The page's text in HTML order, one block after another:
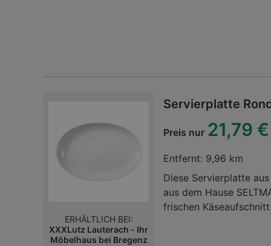
Servierplatte
Preis nur 21,79 €
Entfernt: 9,96 km
Diese Servierplatte
aus dem Hause
frischen
ERHÄLTLICH BEI:
XXXLutz Lauterach - Ihr
Möbelhaus bei Bregenz